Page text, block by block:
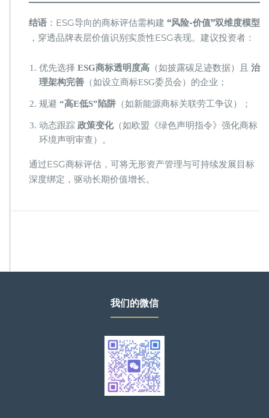
​结语​ ​：ESG导向的商标评估需构建 ​ ​“风险-价值”双维度模型​
，穿透品牌表层价值识别实质性ESG表现。建议投资者：
优先选择 ​ ​ESG商标透明度高​ ​（如披露碳足迹数据）且 ​ ​治
理架构完善​ ​（如设立商标ESG委员会）的企业；
规避 ​ ​“高E低S”陷阱​ ​（如新能源商标关联劳工争议）；
动态跟踪 ​ ​政策变化​​（如欧盟《绿色声明指令》强化商标
环境声明审查）。
通过ESG商标评估，可将无形资产管理与可持续发展目标
深度绑定，驱动长期价值增长。
我们的微信